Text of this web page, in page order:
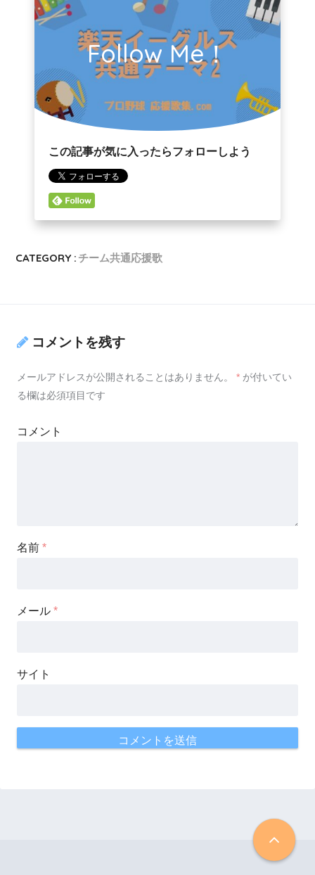
Follow Me！
この記事が気に入ったらフォローしよう
CATEGORY : チーム共通応援歌
コメントを残す
メールアドレスが公開されることはありません。 * が付いてい
る欄は必須項目です
コメント
名前 *
メール *
サイト